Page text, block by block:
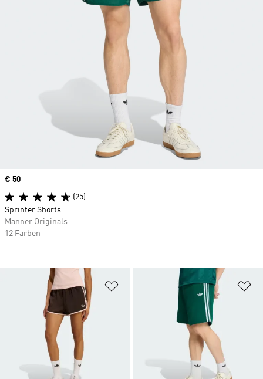
Zur Wunschliste hinzufügen
Price
€ 50
(25)
Sprinter Shorts
Männer Originals
12 Farben